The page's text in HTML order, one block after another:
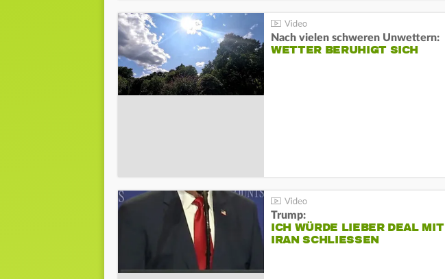
Nach vielen schweren Unwettern:
WETTER BERUHIGT SICH
Trump:
ICH WÜRDE LIEBER DEAL MIT
IRAN SCHLIESSEN